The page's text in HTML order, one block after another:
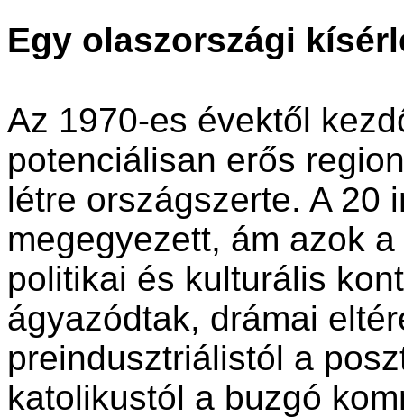
Egy olaszországi
Az 1970-es évektől
potenciálisan erős
létre országszerte. A 20
megegyezett, ám azok
politikai és kulturális
ágyazódtak, drámai
preindusztriálistól a
katolikustól a buzgó